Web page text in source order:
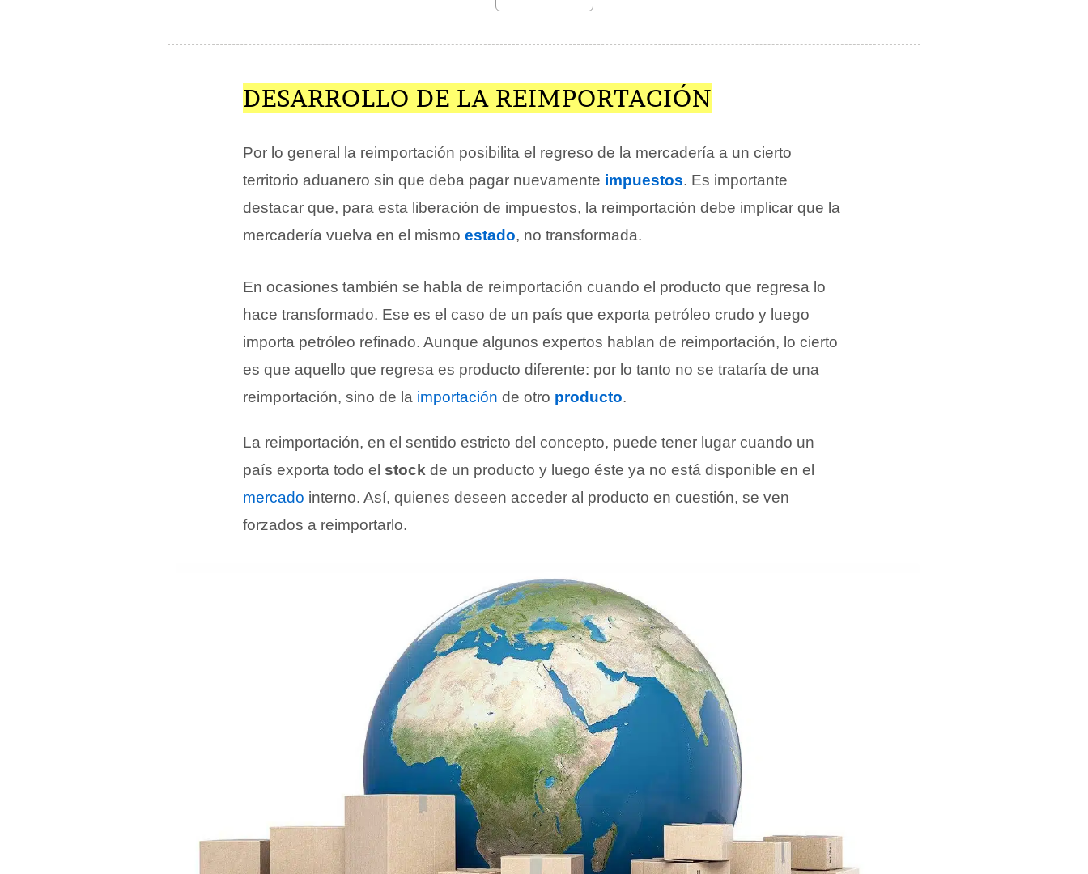
DESARROLLO DE LA REIMPORTACIÓN
Por lo general la reimportación posibilita el regreso de la mercadería a un cierto
territorio aduanero sin que deba pagar nuevamente impuestos. Es importante
destacar que, para esta liberación de impuestos, la reimportación debe implicar que la
mercadería vuelva en el mismo estado, no transformada.
En ocasiones también se habla de reimportación cuando el producto que regresa lo
hace transformado. Ese es el caso de un país que exporta petróleo crudo y luego
importa petróleo refinado. Aunque algunos expertos hablan de reimportación, lo cierto
es que aquello que regresa es producto diferente: por lo tanto no se trataría de una
reimportación, sino de la importación de otro producto.
La reimportación, en el sentido estricto del concepto, puede tener lugar cuando un
país exporta todo el stock de un producto y luego éste ya no está disponible en el
mercado interno. Así, quienes deseen acceder al producto en cuestión, se ven
forzados a reimportarlo.